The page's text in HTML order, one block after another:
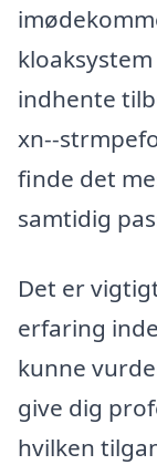
indhente
xn--
finde det
samtidig
Det er
erfaring
kunne
give dig
hvilken